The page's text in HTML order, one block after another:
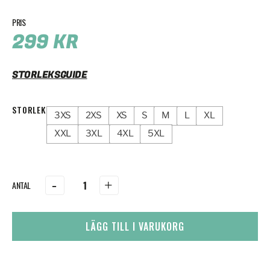
299KR
STORLEKSGUIDE
STORLEK 3XS 2XS XS S M L
XL
XXL
3XL 4XL 5XL
- +
LÄGG TILL I VARUKORG